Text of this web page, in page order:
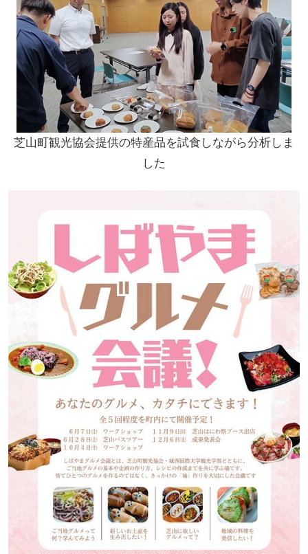
芝山町観光協会提供の特産品を試食しながら分析しま
した